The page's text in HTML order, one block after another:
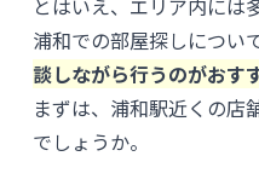
とはいえ、エリア内には
浦和での部屋探しについ
談しながら行うのがおす
まずは、浦和駅近くの店
でしょうか。